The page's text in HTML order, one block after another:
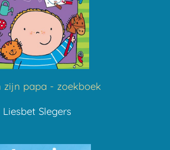
zijn papa - zoekboek
Liesbet Slegers